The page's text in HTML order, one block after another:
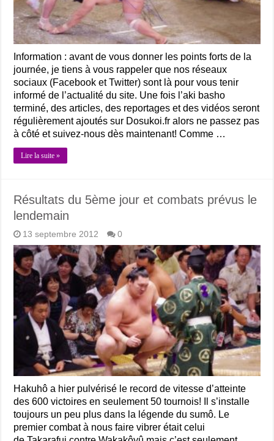
Information : avant de vous donner les points forts de la
journée, je tiens à vous rappeler que nos réseaux
sociaux (Facebook et Twitter) sont là pour vous tenir
informé de l’actualité du site. Une fois l’aki basho
terminé, des articles, des reportages et des vidéos seront
régulièrement ajoutés sur Dosukoi.fr alors ne passez pas
à côté et suivez-nous dès maintenant! Comme …
Lire la suite »
Résultats du 5ème jour et combats prévus le
lendemain
13 septembre 2012 0
Hakuhô a hier pulvérisé le record de vitesse d’atteinte
des 600 victoires en seulement 50 tournois! Il s’installe
toujours un peu plus dans la légende du sumô. Le
premier combat à nous faire vibrer était celui